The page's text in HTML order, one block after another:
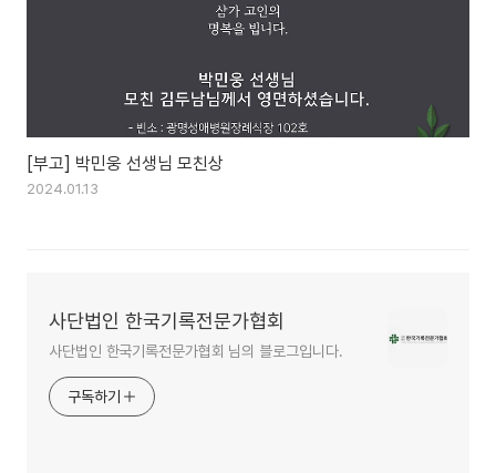
[부고] 박민웅 선생님 모친상
2024.01.13
사단법인 한국기록전문가협회
사단법인 한국기록전문가협회 님의 블로그입니다.
구독하기